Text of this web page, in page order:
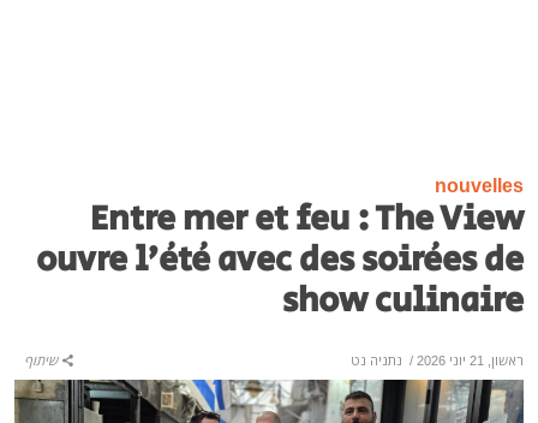
nouvelles
Entre mer et feu : The View
ouvre l’été avec des soirées de
show culinaire
ראשון, 21 יוני 2026 / נתניה נט שיתוף